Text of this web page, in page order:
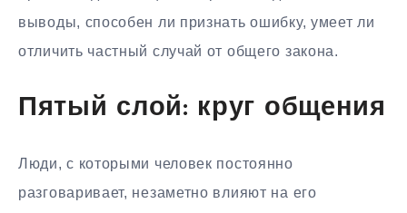
выводы, способен ли признать ошибку, умеет ли
отличить частный случай от общего закона.
Пятый слой: круг общения
Люди, с которыми человек постоянно
разговаривает, незаметно влияют на его